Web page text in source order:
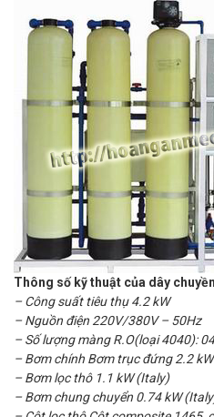
Thông số kỹ thuật của dây
– Công suất tiêu thụ 4.2 kW
– Nguồn điện 220V/380V – 50Hz
– Số lượng màng R.O(loại 4040):
– Bơm chính Bơm trục đứng 2.2
– Bơm lọc thô 1.1 kW (Italy)
– Bơm chung chuyển 0.74 kW